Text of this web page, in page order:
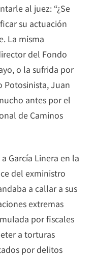
al juez: “¿Se
su actuación
La misma
del Fondo
o la sufrida por
Potosinista, Juan
antes por el
de Caminos
García Linera en la
del exministro
a callar a sus
extremas
por fiscales
a torturas
por delitos